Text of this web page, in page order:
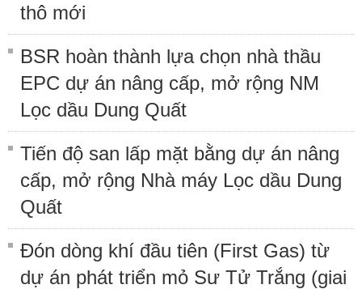
thô mới
BSR hoàn thành lựa chọn nhà thầu
EPC dự án nâng cấp, mở rộng NM
Lọc dầu Dung Quất
Tiến độ san lấp mặt bằng dự án nâng
cấp, mở rộng Nhà máy Lọc dầu Dung
Quất
Đón dòng khí đầu tiên (First Gas) từ
dự án phát triển mỏ Sư Tử Trắng (giai